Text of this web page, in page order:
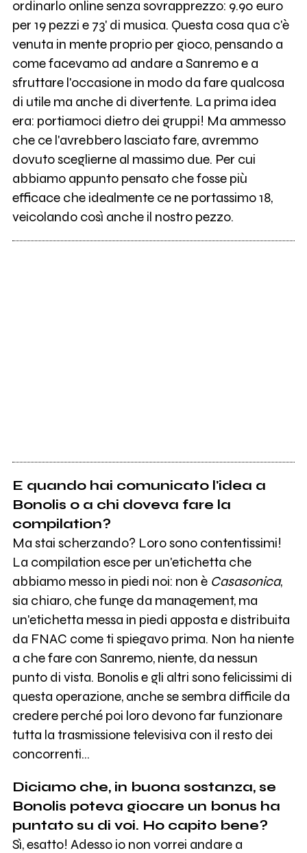
ordinarlo online senza sovrapprezzo: 9.90 euro
per 19 pezzi e 73' di musica. Questa cosa qua c'è
venuta in mente proprio per gioco, pensando a
come facevamo ad andare a Sanremo e a
sfruttare l'occasione in modo da fare qualcosa
di utile ma anche di divertente. La prima idea
era: portiamoci dietro dei gruppi! Ma ammesso
che ce l'avrebbero lasciato fare, avremmo
dovuto sceglierne al massimo due. Per cui
abbiamo appunto pensato che fosse più
efficace che idealmente ce ne portassimo 18,
veicolando così anche il nostro pezzo.
E quando hai comunicato l'idea a
Bonolis o a chi doveva fare la
compilation?
Ma stai scherzando? Loro sono contentissimi!
La compilation esce per un'etichetta che
abbiamo messo in piedi noi: non è Casasonica,
sia chiaro, che funge da management, ma
un'etichetta messa in piedi apposta e distribuita
da FNAC come ti spiegavo prima. Non ha niente
a che fare con Sanremo, niente, da nessun
punto di vista. Bonolis e gli altri sono felicissimi di
questa operazione, anche se sembra difficile da
credere perché poi loro devono far funzionare
tutta la trasmissione televisiva con il resto dei
concorrenti...
Diciamo che, in buona sostanza, se
Bonolis poteva giocare un bonus ha
puntato su di voi. Ho capito bene?
Sì, esatto! Adesso io non vorrei andare a